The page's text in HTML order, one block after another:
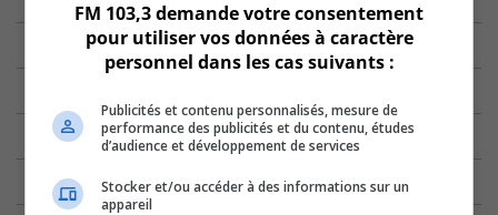
FM 103,3 demande votre consentement
pour utiliser vos données à caractère
personnel dans les cas suivants :
Publicités et contenu personnalisés, mesure de
performance des publicités et du contenu, études
d’audience et développement de services
Stocker et/ou accéder à des informations sur un
appareil